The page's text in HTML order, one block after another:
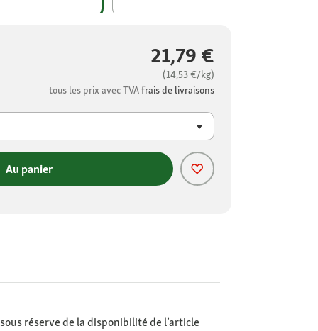
21,79 €
(14,53 €/kg)
tous les prix avec TVAfrais de livraisons
Au panier
réserve de la disponibilité de l’article